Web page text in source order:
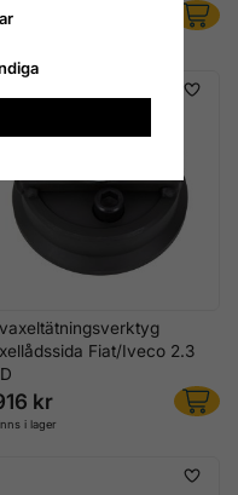
kr
Fiat/Iveco 2.3
kr
i lager